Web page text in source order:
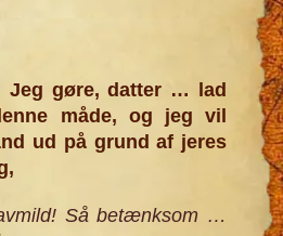
Jeg gøre, datter … lad
måde, og jeg vil
ud på grund af jeres
Så betænksom …